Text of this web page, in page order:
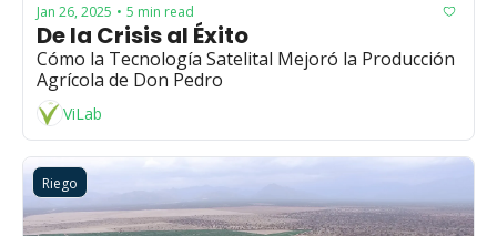
Jan 26, 2025 • 5 min read
De la Crisis al Éxito
Cómo la Tecnología Satelital Mejoró la Producción
Agrícola de Don Pedro
ViLab
Riego